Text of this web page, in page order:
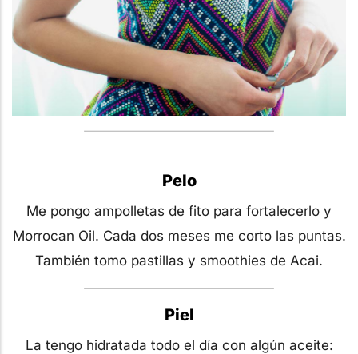
Pelo
Me pongo ampolletas de fito para fortalecerlo y
Morrocan Oil. Cada dos meses me corto las puntas.
También tomo pastillas y smoothies de Acai.
Piel
La tengo hidratada todo el día con algún aceite: